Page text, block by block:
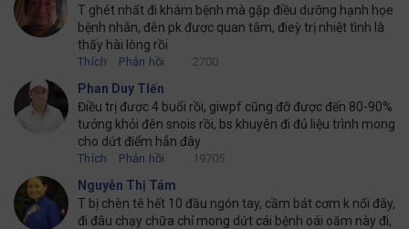
T ghét nhất đi khám bệnh mà gặp điều dưỡng hạnh họe
bệnh nhân, đên pk được quan tâm, đieỳ trị nhiệt tình là
thấy hài lòng rồi
Thích Phản hồi 2700
Phan Duy TIến
Điều trị được 4 buổi rồi, giwpf cũng đỡ được đến 80-90%
tưởng khỏi đên snois rồi, bs khuyên đi đủ liệu trình mong
cho dứt điểm hẳn đây
Thích Phản hồi 19705
Nguyễn Thị Tám
T bị chèn tê hết 10 đầu ngón tay, cầm bát cơm k nổi đây,
đi đâu chạy chữa chỉ mong dứt cái bệnh oái oăm này đi,